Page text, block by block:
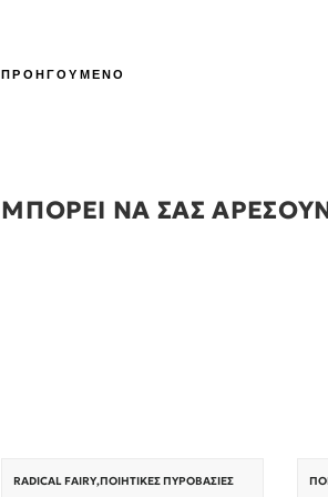
ΠΡΟΗΓΟΥΜΕΝΟ
ΜΠΟΡΕΙ ΝΑ ΣΑΣ
RADICAL FAIRY,ΠΟΙΗΤΙΚΈΣ ΠΥΡΟΒΑΣΊΕΣ